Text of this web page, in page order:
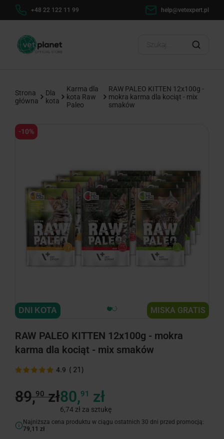
+48 22 122 11 99 help@vetexpert.pl
Strona
główna
Dla
kota
Karma dla
kota Raw
Paleo
RAW PALEO KITTEN 12x100g -
mokra karma dla kociąt - mix
smaków
-10%
MISKA GRATIS
DNI KOTA
RAW PALEO KITTEN 12x100g - mokra
karma dla kociąt - mix smaków
4.9 ( 21 )
89,90zł80,91 zł
6,74 zł za sztukę
Najniższa cena produktu w ciągu ostatnich 30 dni przed promocją:
79,11 zł